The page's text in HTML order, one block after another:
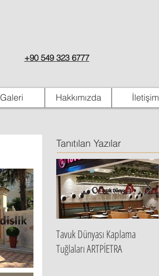
+90 549 323 6777
Galeri Hakkımızda İletişim
Tanıtılan Yazılar
Tavuk Dünyası Kaplama
Tuğlaları ARTPİETRA